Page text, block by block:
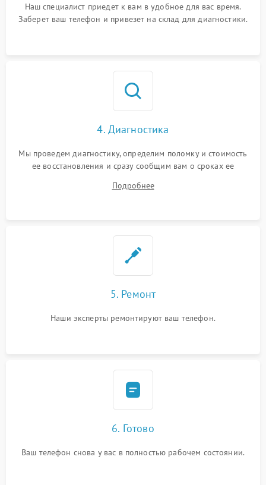
Наш специалист приедет к вам в удобное для вас время.
Заберет ваш телефон и привезет на склад для диагностики.
4. Диагностика
Мы проведем диагностику, определим поломку и стоимость
ее восстановления и сразу сообщим вам о сроках ее
Подробнее
5. Ремонт
Наши эксперты ремонтируют ваш телефон.
6. Готово
Ваш телефон снова у вас в полностью рабочем состоянии.